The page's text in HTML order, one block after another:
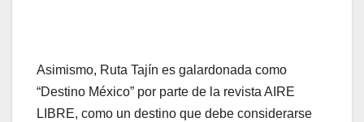
Asimismo, Ruta Tajín es galardonada como
“Destino México” por parte de la revista AIRE
LIBRE, como un destino que debe considerarse